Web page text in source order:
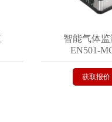
智能气体监测仪
EN501-MGA
获取报价